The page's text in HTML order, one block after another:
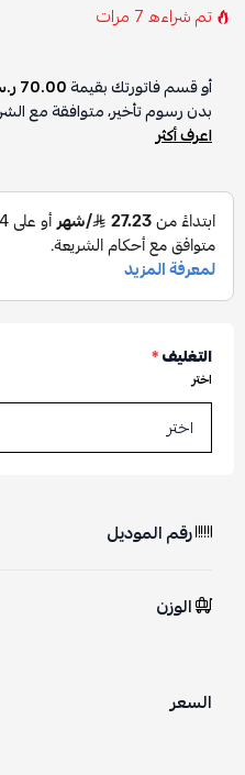
تم شراءه7 مرات
أو قسم فاتورتك بقيمة70.00 ر.س
بدون رسوم تأخير، متوافقة مع
اعرف أكثر
التغليف*
اختر
رقم الموديل
الوزن
السعر